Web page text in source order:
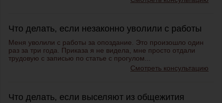
Что делать, если незаконно уволили с работы
Меня уволили с работы за опоздание. Это произошло один
раз за три года. Приказа я не видела, мне просто отдали
трудовую с записью по статье с прогулом...
Смотреть консультацию
Что делать, если выселяют из общежития